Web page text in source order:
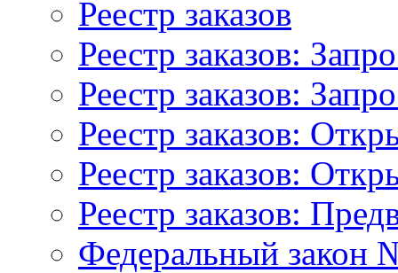
Реестр заказов
Реестр заказов:
Реестр заказов:
Реестр заказов:
Реестр заказов:
Реестр заказов:
Федеральный закон